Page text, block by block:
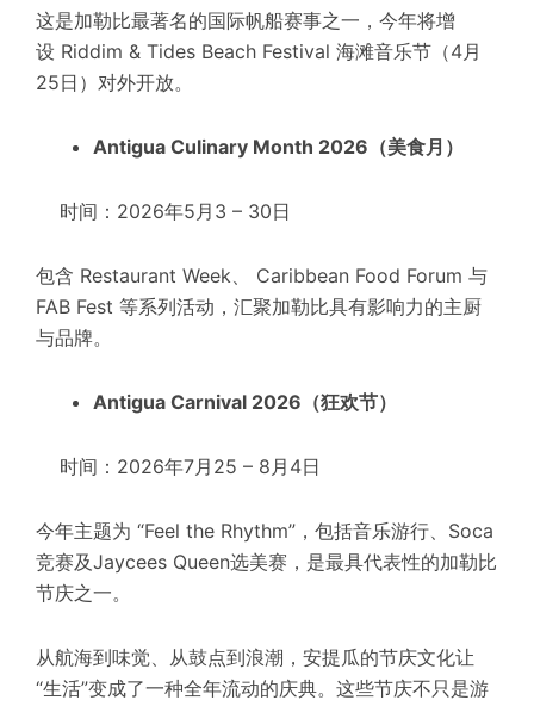
这是加勒比最著名的国际帆船赛事之一，今年将增
设 Riddim & Tides Beach Festival 海滩音乐节（4月
25日）对外开放。
Antigua Culinary Month 2026（美食月）
时间：2026年5月3 – 30日
包含 Restaurant Week、 Caribbean Food Forum 与
FAB Fest 等系列活动，汇聚加勒比具有影响力的主厨
与品牌。
Antigua Carnival 2026（狂欢节）
时间：2026年7月25 – 8月4日
今年主题为 “Feel the Rhythm”，包括音乐游行、Soca
竞赛及Jaycees Queen选美赛，是最具代表性的加勒比
节庆之一。
从航海到味觉、从鼓点到浪潮，安提瓜的节庆文化让
“生活”变成了一种全年流动的庆典。 这些节庆不只是游